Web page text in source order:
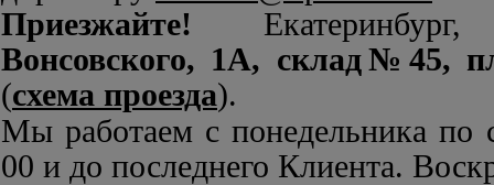
Приезжайте!
Вонсовского, 1А, склад№45,
(схема проезда).
Мы работаем с понедельника по
00 и до последнего Клиента.